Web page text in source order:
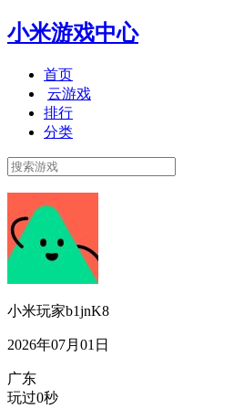
小米游戏中心
首页
云游戏
排行
分类
小米玩家b1jnK8
2026年07月01日
广东
玩过0秒